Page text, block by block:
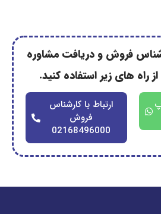
و دریافت مشاوره
استفاده کنید.
با کارشناس
02168496000